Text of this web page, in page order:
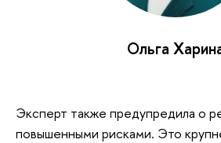
Ольга
Эксперт также предупредила о
повышенными рисками. Это